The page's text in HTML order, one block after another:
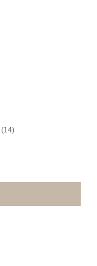
(14)